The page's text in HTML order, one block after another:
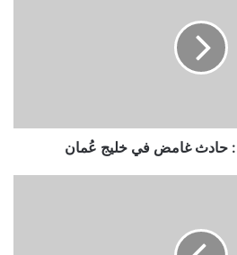
حادث غامض في خليج عُمان